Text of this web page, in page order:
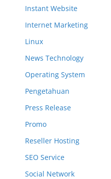
Instant Website
Internet Marketing
Linux
News Technology
Operating System
Pengetahuan
Press Release
Promo
Reseller Hosting
SEO Service
Social Network